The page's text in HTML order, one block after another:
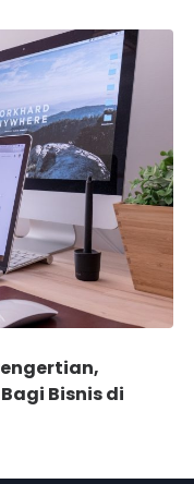
Bisnis di